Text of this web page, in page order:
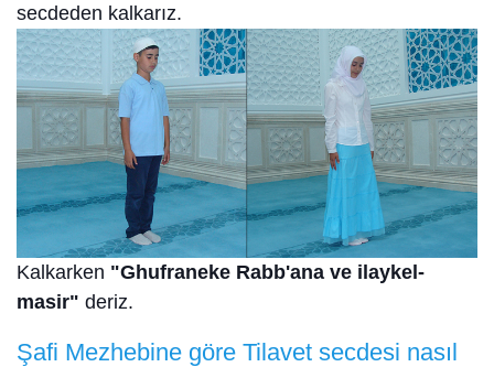
secdeden kalkarız.
Kalkarken "Ghufraneke Rabb'ana ve ilaykel-
masir" deriz.
Şafi Mezhebine göre Tilavet secdesi nasıl